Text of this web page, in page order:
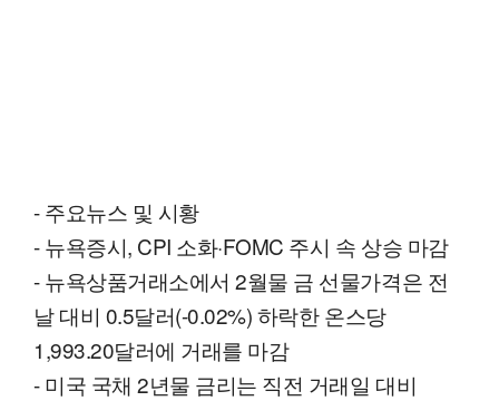
- 주요뉴스 및 시황
- 뉴욕증시, CPI 소화·FOMC 주시 속 상승 마감
- 뉴욕상품거래소에서 2월물 금 선물가격은 전
날 대비 0.5달러(-0.02%) 하락한 온스당
1,993.20달러에 거래를 마감
- 미국 국채 2년물 금리는 직전 거래일 대비